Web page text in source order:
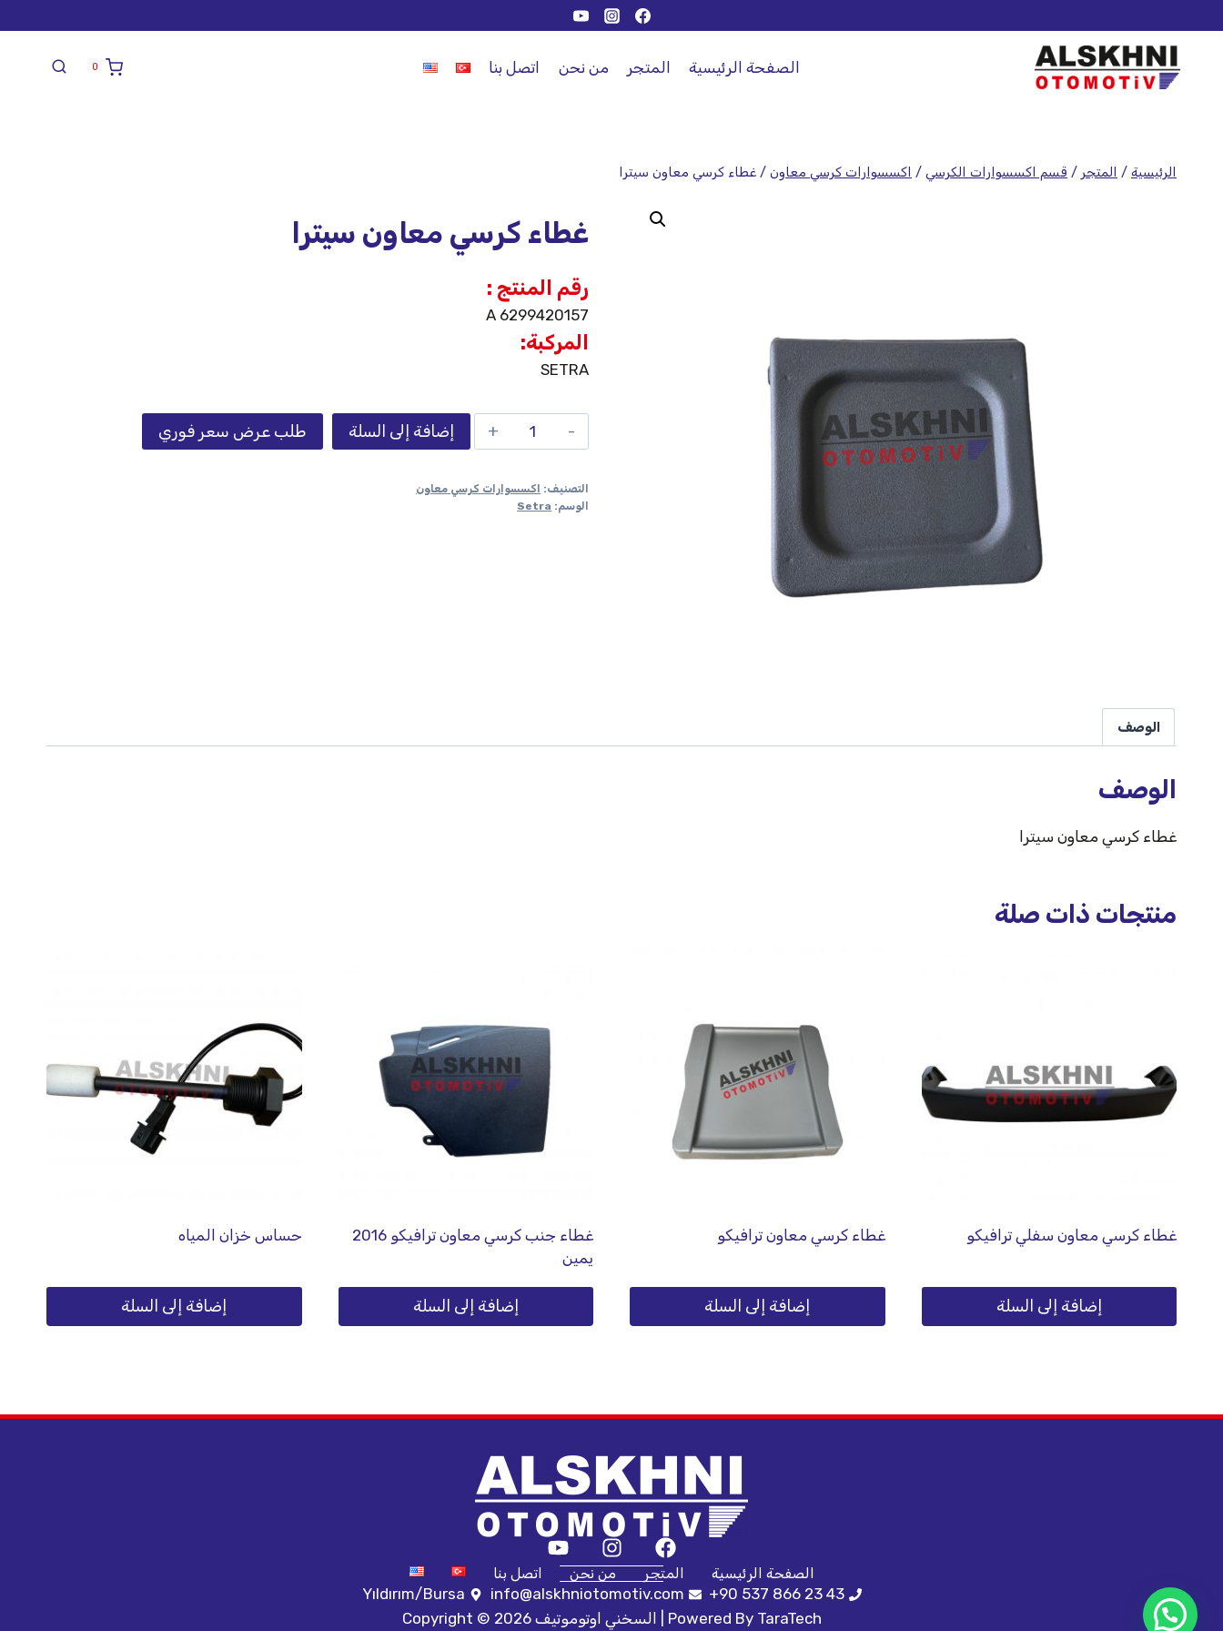
الصفحة الرئيسية المتجر من نحن اتصل بنا 0
الرئيسية / المتجر / قسم اكسسوارات الكرسي / اكسسوارات كرسي معاون / غطاء كرسي معاون سيترا
غطاء كرسي معاون سيترا
رقم المنتج :
A 6299420157
المركبة:
SETRA
إضافة إلى السلة طلب عرض سعر فوري
التصنيف:
اكسسوارات كرسي معاون
الوسم: Setra
الوصف
الوصف
غطاء كرسي معاون سيترا
منتجات ذات صلة
غطاء كرسي معاون سفلي ترافيكو
إضافة إلى السلة
غطاء كرسي معاون ترافيكو
إضافة إلى السلة
غطاء جنب كرسي معاون ترافيكو 2016
يمين
إضافة إلى السلة
حساس خزان المياه
إضافة إلى السلة
الصفحة الرئيسية المتجر من نحن اتصل بنا
+90 537 866 23 43
info@alskhniotomotiv.com
Yıldırım/Bursa
Copyright © 2026 السخني اوتوموتيف | Powered By TaraTech